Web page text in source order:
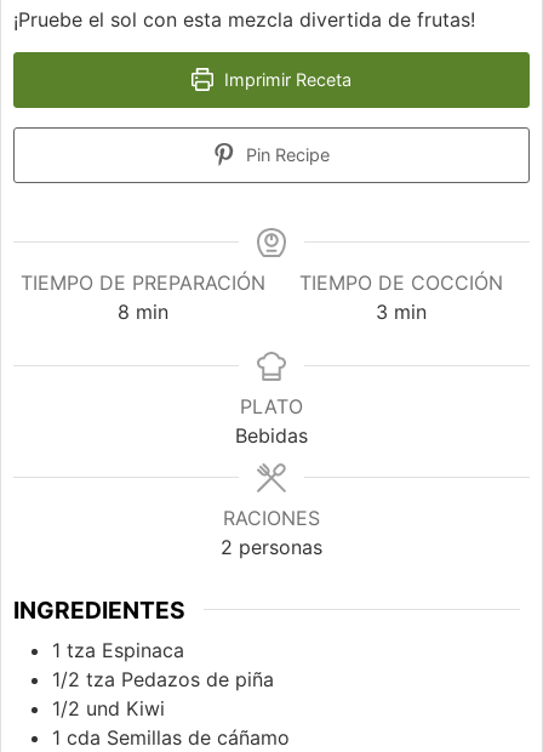
¡Pruebe el sol con esta mezcla divertida de frutas!
Imprimir Receta
Pin Recipe
TIEMPO DE PREPARACIÓN
8minutos
min
TIEMPO DE COCCIÓN
3minutos
min
PLATO
Bebidas
RACIONES
2 personas
INGREDIENTES
1 tza Espinaca
1/2 tza Pedazos de piña
1/2 und Kiwi
1 cda Semillas de cáñamo